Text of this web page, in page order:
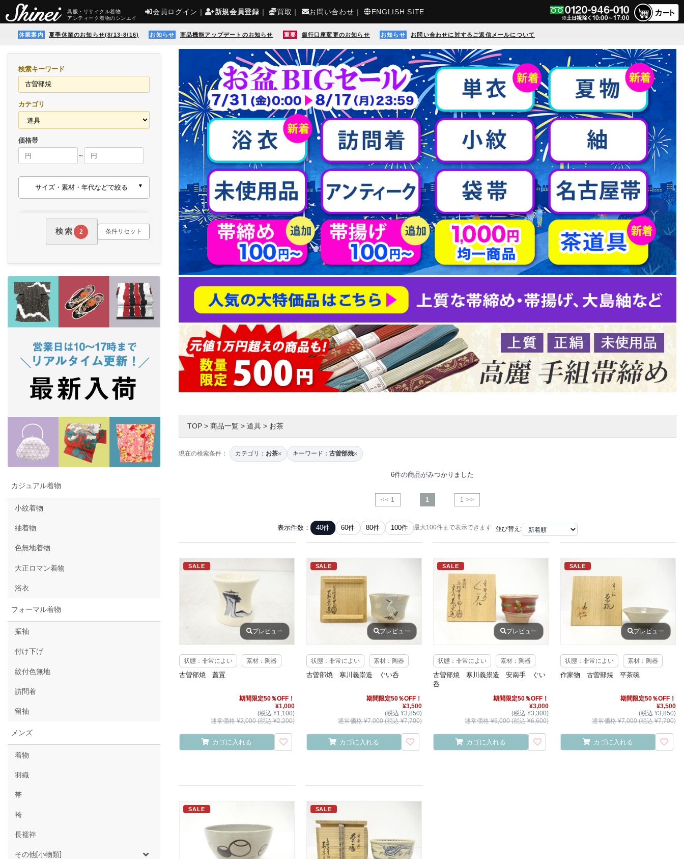
呉服・リサイクル着物
アンティーク着物のシンエイ
会員ログイン ｜ 新規会員登録 ｜ 買取 ｜ お問い合わせ ｜ ENGLISH SITE
休業案内 夏季休業のお知らせ(8/13-8/16) お知らせ 商品機能アップデートのお知らせ 重要 銀行口座変更のお知らせ お知らせ お問い合わせに対するご返信メールについて
検索キーワード
カテゴリ
価格帯
～
サイズ・素材・年代などで絞る
検索 2 条件リセット
カジュアル着物
小紋着物
紬着物
色無地着物
大正ロマン着物
浴衣
フォーマル着物
振袖
付け下げ
紋付色無地
訪問着
留袖
メンズ
着物
羽織
帯
袴
長襦袢
その他[小物類]
TOP > 商品一覧 > 道具 > お茶
現在の検索条件： カテゴリ： お茶× キーワード： 古曽部焼×
6件の商品がみつかりました
<< 1 1 1 >>
表示件数： 40件 60件 80件 100件 最大100件まで表示できます 並び替え:
SALE
プレビュー
状態：非常によい 素材：陶器
古曽部焼 蓋置
期間限定50％OFF！
¥1,000
(税込 ¥1,100)
通常価格 ¥2,000 (税込 ¥2,200)
カゴに入れる
SALE
プレビュー
状態：非常によい 素材：陶器
古曽部焼 寒川義崇造 ぐい呑
期間限定50％OFF！
¥3,500
(税込 ¥3,850)
通常価格 ¥7,000 (税込 ¥7,700)
カゴに入れる
SALE
プレビュー
状態：非常によい 素材：陶器
古曽部焼 寒川義祟造 安南手 ぐい
呑
期間限定50％OFF！
¥3,000
(税込 ¥3,300)
通常価格 ¥6,000 (税込 ¥6,600)
カゴに入れる
SALE
プレビュー
状態：非常によい 素材：陶器
作家物 古曽部焼 平茶碗
期間限定50％OFF！
¥3,500
(税込 ¥3,850)
通常価格 ¥7,000 (税込 ¥7,700)
カゴに入れる
SALE SALE